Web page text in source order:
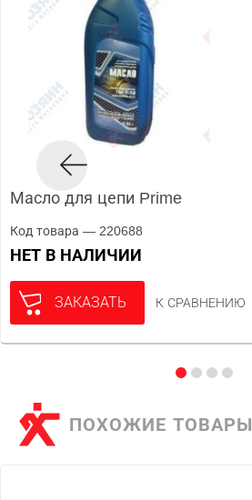
Масло для цепи Prime
Код товара — 220688
НЕТ В НАЛИЧИИ
ЗАКАЗАТЬ К СРАВНЕНИЮ
ПОХОЖИЕ ТОВАРЫ